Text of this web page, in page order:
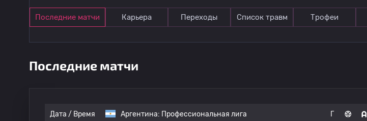
Последние матчи Карьера Переходы Список травм Трофеи
Последние матчи
Дата / Время Аргентина: Профессиональная лига Г